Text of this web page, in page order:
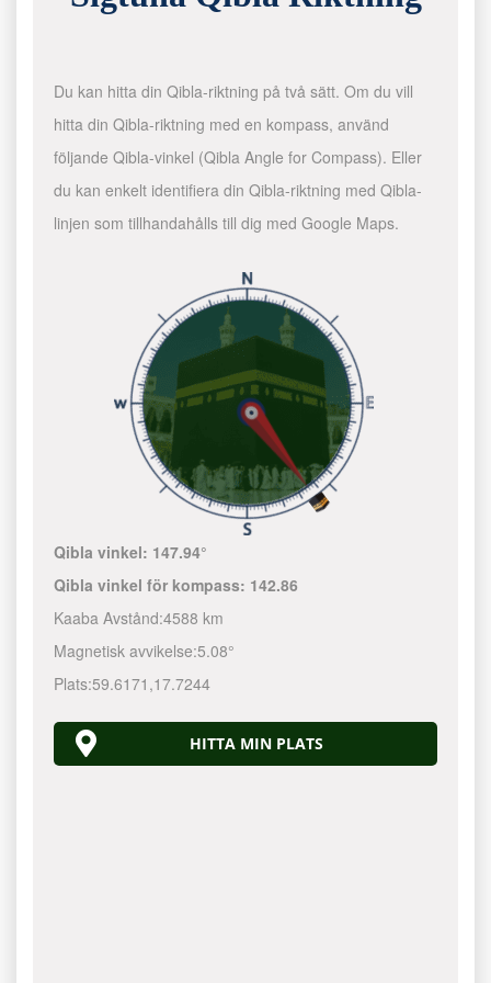
Du kan hitta din Qibla-riktning på två sätt. Om du vill
hitta din Qibla-riktning med en kompass, använd
följande Qibla-vinkel (Qibla Angle for Compass). Eller
du kan enkelt identifiera din Qibla-riktning med Qibla-
linjen som tillhandahålls till dig med Google Maps.
Qibla vinkel: 147.94°
Qibla vinkel för kompass: 142.86
Kaaba Avstånd:4588 km
Magnetisk avvikelse:5.08°
Plats:59.6171 ,17.7244
HITTA MIN PLATS